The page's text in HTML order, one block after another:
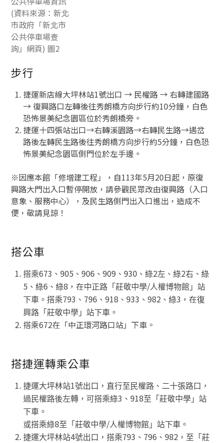
步行
捷運新店線大坪林站1號出口 → 民權路 → 右轉建國路
→ 復興路口左轉後往秀朗橋方向步行約10分鐘，白色
恐怖景美紀念園區位於秀朗橋旁。
捷運十四張站出口→右轉溪園路→右轉民生路→遇岔
路後左轉民生路後往秀朗橋方向步行約5分鐘，白色恐
怖景美紀念園區側門位於左手邊。
※因應本館「修增建工程」，自113年5月20日起，原復
興路大門出入口暫停開放，請參觀民眾改由復興路（入口
意象、服務中心），及民生路側門出入口進出，造成不
便，敬請見諒！
搭公車
搭乘673 、905 、906 、909 、930 、綠2左、綠2右、綠
5 、綠6 、綠8，在中正路「莊敬中學/人權博物館」站
下車。搭乘793 、 796 、918 、933 、982 、綠3，在復
興路「莊敬中學」站下車。
搭乘672在「中正環河路口站」下車。
搭捷運轉乘公車
捷運大坪林站1號出口，直行至民權路、二十張路口，
過民權路後左轉，可搭乘綠3 、918至「莊敬中學」站
下車。
或搭乘綠8至「莊敬中學/人權博物館」站下車。
捷運大坪林站4號出口，搭乘793 、 796 、982 ，至「莊